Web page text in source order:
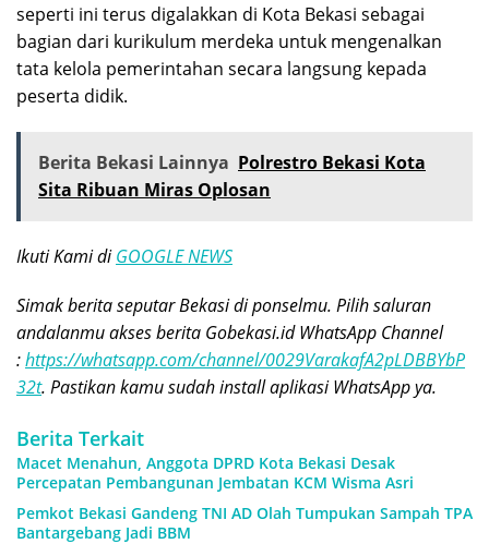
seperti ini terus digalakkan di Kota Bekasi sebagai
bagian dari kurikulum merdeka untuk mengenalkan
tata kelola pemerintahan secara langsung kepada
peserta didik.
Berita Bekasi Lainnya Polrestro Bekasi Kota
Sita Ribuan Miras Oplosan
Ikuti Kami diGOOGLE NEWS
Simak berita seputar Bekasi di ponselmu. Pilih saluran
andalanmu akses berita Gobekasi.id WhatsApp Channel
:https://whatsapp.com/channel/0029VarakafA2pLDBBYbP
32t. Pastikan kamu sudah install aplikasi WhatsApp ya.
Berita Terkait
Macet Menahun, Anggota DPRD Kota Bekasi Desak
Percepatan Pembangunan Jembatan KCM Wisma Asri
Pemkot Bekasi Gandeng TNI AD Olah Tumpukan Sampah TPA
Bantargebang Jadi BBM